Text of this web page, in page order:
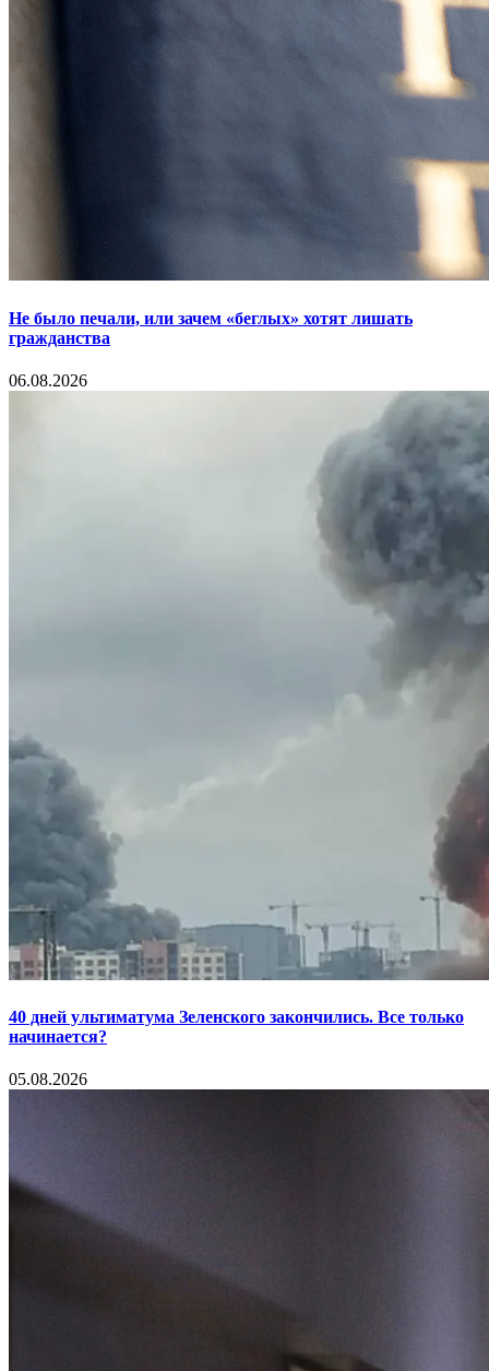
Не было печали, или зачем «беглых» хотят лишать
гражданства
06.08.2026
40 дней ультиматума Зеленского закончились. Все только
начинается?
05.08.2026